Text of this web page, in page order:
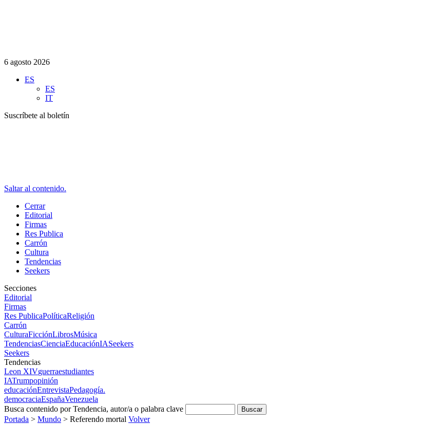
6 agosto 2026
ES
ES
IT
Suscríbete al boletín
Saltar al contenido.
Cerrar
Editorial
Firmas
Res Publica
Carrón
Cultura
Tendencias
Seekers
Secciones
Editorial
Firmas
Res PublicaPolíticaReligión
Carrón
CulturaFicciónLibrosMúsica
TendenciasCienciaEducaciónIASeekers
Seekers
Tendencias
Leon XIVguerraestudiantes
IATrumpopinión
educaciónEntrevistaPedagogía.
democraciaEspañaVenezuela
Busca contenido por Tendencia, autor/a o palabra clave
Portada > Mundo > Referendo mortal Volver